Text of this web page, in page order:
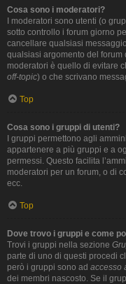
Cosa sono i moderatori?
I moderatori sono utenti (o
sotto controllo i forum giorno
cancellare qualsiasi
qualsiasi argomento del forum
moderatori è quello di evitare
off-topic) o che scrivano
Top
Cosa sono i gruppi di utenti?
I gruppi permettono agli
appartenere a più gruppi e a
permessi. Questo facilita
moderatori per un forum, o di
ecc.
Top
Dove trovo i gruppi e come
Trovi i gruppi nella sezione
parte di uno di questi procedi
però i gruppi sono ad accesso
dei membri nascosto. Se il